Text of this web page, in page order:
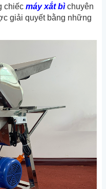
chiếc máy xắt bì chuyên
giải quyết bằng những